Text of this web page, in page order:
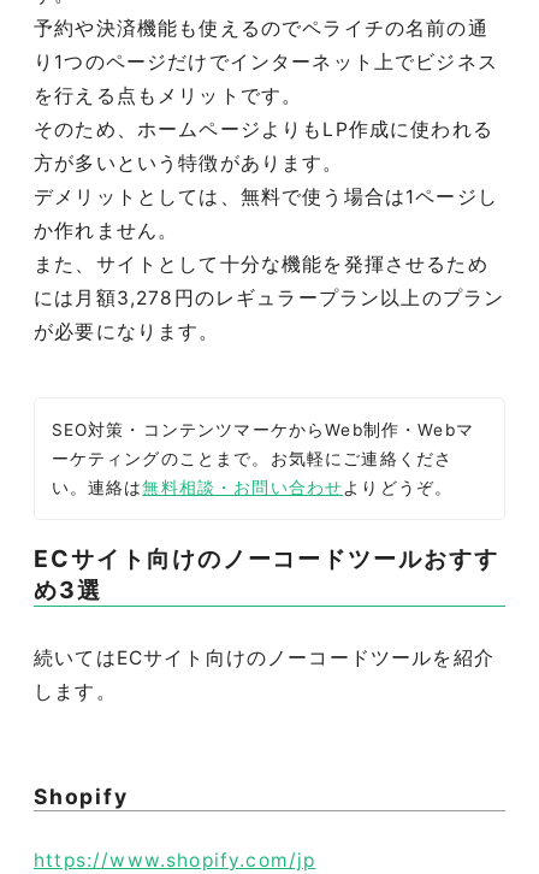
予約や決済機能も使えるのでペライチの名前の通
り1つのページだけでインターネット上でビジネス
を行える点もメリットです。
そのため、ホームページよりもLP作成に使われる
方が多いという特徴があります。
デメリットとしては、無料で使う場合は1ページし
か作れません。
また、サイトとして十分な機能を発揮させるため
には月額3,278円のレギュラープラン以上のプラン
が必要になります。
SEO対策・コンテンツマーケからWeb制作・Webマ
ーケティングのことまで。お気軽にご連絡くださ
い。連絡は無料相談・お問い合わせよりどうぞ。
ECサイト向けのノーコードツールおすす
め3選
続いてはECサイト向けのノーコードツールを紹介
します。
Shopify
https://www.shopify.com/jp